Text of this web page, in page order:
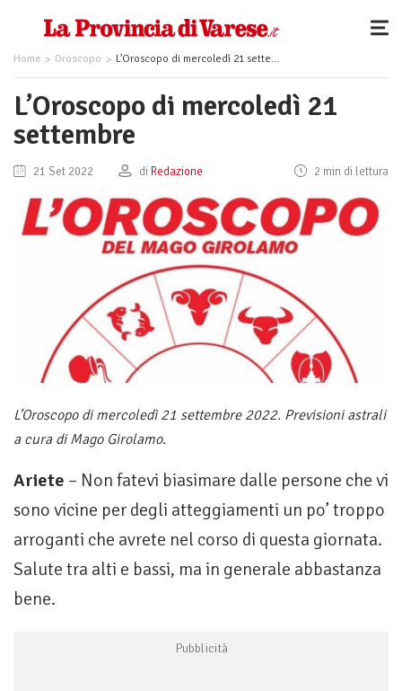
Home Oroscopo L’Oroscopo di mercoledì 21 settembre
L’Oroscopo di mercoledì 21
settembre
21 Set 2022 di Redazione 2 min di lettura
L’Oroscopo di mercoledì 21 settembre 2022. Previsioni astrali
a cura di Mago Girolamo.
Ariete – Non fatevi biasimare dalle persone che vi
sono vicine per degli atteggiamenti un po’ troppo
arroganti che avrete nel corso di questa giornata.
Salute tra alti e bassi, ma in generale abbastanza
bene.